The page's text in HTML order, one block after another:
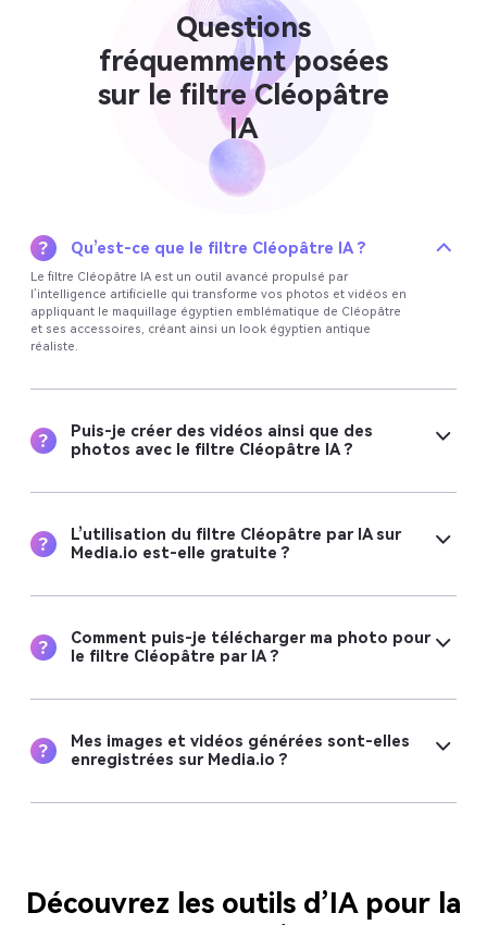
Questions
fréquemment posées
sur le filtre Cléopâtre
IA
Qu’est-ce que le filtre Cléopâtre IA ?
Le filtre Cléopâtre IA est un outil avancé propulsé par
l’intelligence artificielle qui transforme vos photos et vidéos en
appliquant le maquillage égyptien emblématique de Cléopâtre
et ses accessoires, créant ainsi un look égyptien antique
réaliste.
Puis-je créer des vidéos ainsi que des
photos avec le filtre Cléopâtre IA ?
L’utilisation du filtre Cléopâtre par IA sur
Media.io est-elle gratuite ?
Comment puis-je télécharger ma photo pour
le filtre Cléopâtre par IA ?
Mes images et vidéos générées sont-elles
enregistrées sur Media.io ?
Découvrez les outils d’IA pour la